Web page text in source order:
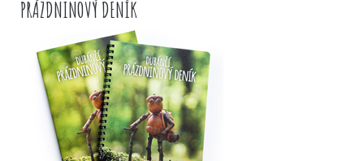
PRÁZDNINOVÝ DENÍK